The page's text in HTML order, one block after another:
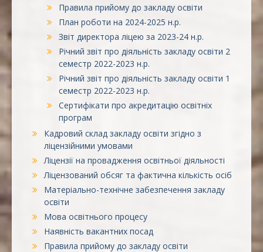
Правила прийому до закладу освіти
План роботи на 2024-2025 н.р.
Звіт директора ліцею за 2023-24 н.р.
Річний звіт про діяльність закладу освіти 2
семестр 2022-2023 н.р.
Річний звіт про діяльність закладу освіти 1
семестр 2022-2023 н.р.
Сертифікати про акредитацію освітніх
програм
Кадровий склад закладу освіти згідно з
ліцензійними умовами
Ліцензії на провадження освітньої діяльності
Ліцензований обсяг та фактична кількість осіб
Матеріально-технічне забезпечення закладу
освіти
Мова освітнього процесу
Наявність вакантних посад
Правила прийому до закладу освіти